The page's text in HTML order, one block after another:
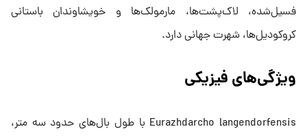
فسیل‌شده، لاک‌پشت‌ها، مارمولک‌ها و خویشاوندان باستانی
کروکودیل‌ها، شهرت جهانی دارد.
ویژگی‌های فیزیکی
Eurazhdarcho langendorfensis با طول بال‌های حدود سه متر،